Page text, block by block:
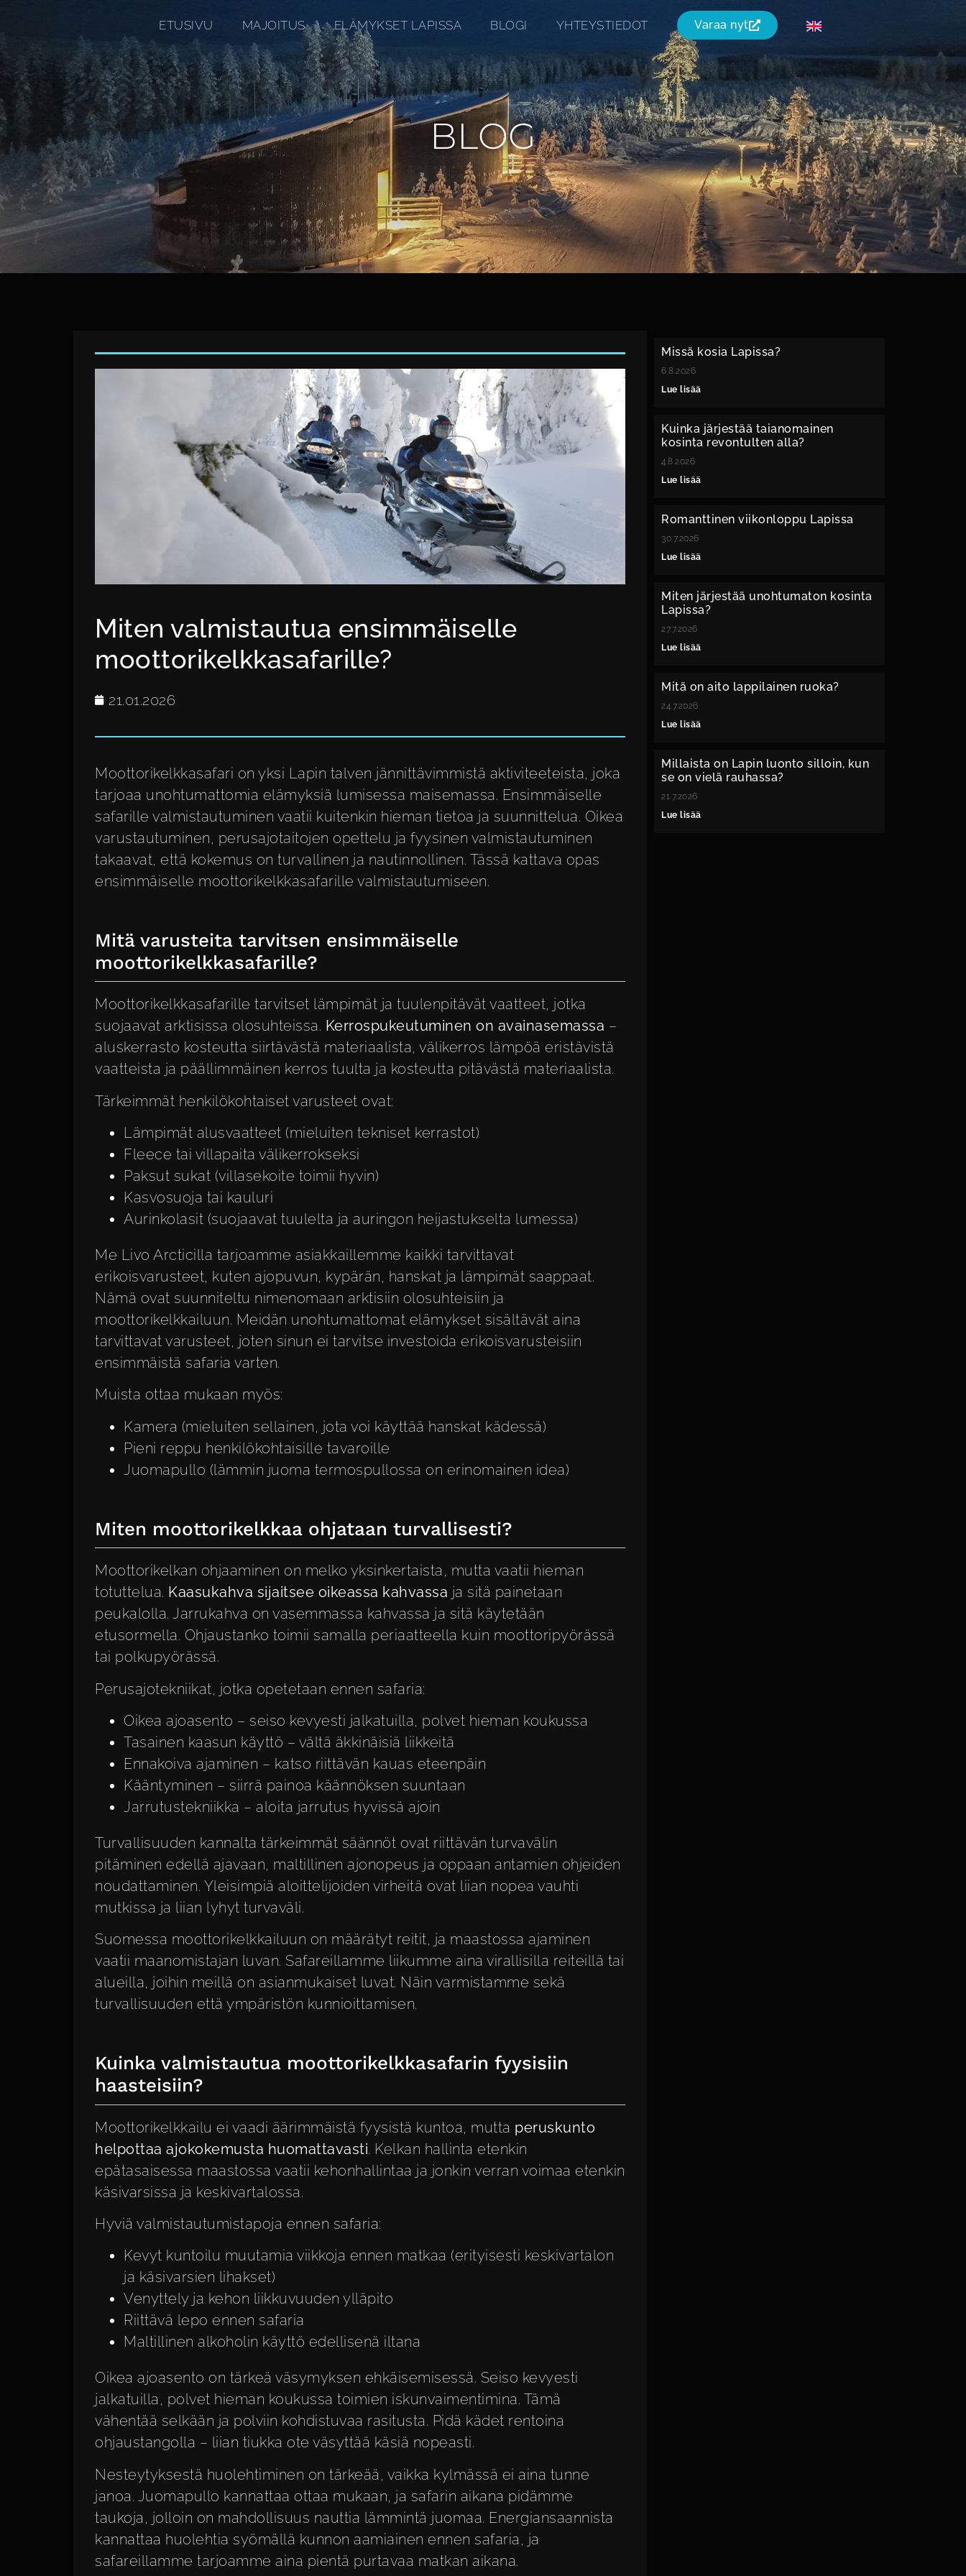
ETUSIVU MAJOITUS ELÄMYKSET LAPISSA BLOGI YHTEYSTIEDOT Varaa nyt
BLOG
Miten valmistautua ensimmäiselle
moottorikelkkasafarille?
21.01.2026
Moottorikelkkasafari on yksi Lapin talven jännittävimmistä aktiviteeteista, joka
tarjoaa unohtumattomia elämyksiä lumisessa maisemassa. Ensimmäiselle
safarille valmistautuminen vaatii kuitenkin hieman tietoa ja suunnittelua. Oikea
varustautuminen, perusajotaitojen opettelu ja fyysinen valmistautuminen
takaavat, että kokemus on turvallinen ja nautinnollinen. Tässä kattava opas
ensimmäiselle moottorikelkkasafarille valmistautumiseen.
Mitä varusteita tarvitsen ensimmäiselle
moottorikelkkasafarille?
Moottorikelkkasafarille tarvitset lämpimät ja tuulenpitävät vaatteet, jotka
suojaavat arktisissa olosuhteissa. Kerrospukeutuminen on avainasemassa –
aluskerrasto kosteutta siirtävästä materiaalista, välikerros lämpöä eristävistä
vaatteista ja päällimmäinen kerros tuulta ja kosteutta pitävästä materiaalista.
Tärkeimmät henkilökohtaiset varusteet ovat:
Lämpimät alusvaatteet (mieluiten tekniset kerrastot)
Fleece tai villapaita välikerrokseksi
Paksut sukat (villasekoite toimii hyvin)
Kasvosuoja tai kauluri
Aurinkolasit (suojaavat tuulelta ja auringon heijastukselta lumessa)
Me Livo Arcticilla tarjoamme asiakkaillemme kaikki tarvittavat
erikoisvarusteet, kuten ajopuvun, kypärän, hanskat ja lämpimät saappaat.
Nämä ovat suunniteltu nimenomaan arktisiin olosuhteisiin ja
moottorikelkkailuun. Meidän unohtumattomat elämykset sisältävät aina
tarvittavat varusteet, joten sinun ei tarvitse investoida erikoisvarusteisiin
ensimmäistä safaria varten.
Muista ottaa mukaan myös:
Kamera (mieluiten sellainen, jota voi käyttää hanskat kädessä)
Pieni reppu henkilökohtaisille tavaroille
Juomapullo (lämmin juoma termospullossa on erinomainen idea)
Miten moottorikelkkaa ohjataan turvallisesti?
Moottorikelkan ohjaaminen on melko yksinkertaista, mutta vaatii hieman
totuttelua. Kaasukahva sijaitsee oikeassa kahvassa ja sitä painetaan
peukalolla. Jarrukahva on vasemmassa kahvassa ja sitä käytetään
etusormella. Ohjaustanko toimii samalla periaatteella kuin moottoripyörässä
tai polkupyörässä.
Perusajotekniikat, jotka opetetaan ennen safaria:
Oikea ajoasento – seiso kevyesti jalkatuilla, polvet hieman koukussa
Tasainen kaasun käyttö – vältä äkkinäisiä liikkeitä
Ennakoiva ajaminen – katso riittävän kauas eteenpäin
Kääntyminen – siirrä painoa käännöksen suuntaan
Jarrutustekniikka – aloita jarrutus hyvissä ajoin
Turvallisuuden kannalta tärkeimmät säännöt ovat riittävän turvavälin
pitäminen edellä ajavaan, maltillinen ajonopeus ja oppaan antamien ohjeiden
noudattaminen. Yleisimpiä aloittelijoiden virheitä ovat liian nopea vauhti
mutkissa ja liian lyhyt turvaväli.
Suomessa moottorikelkkailuun on määrätyt reitit, ja maastossa ajaminen
vaatii maanomistajan luvan. Safareillamme liikumme aina virallisilla reiteillä tai
alueilla, joihin meillä on asianmukaiset luvat. Näin varmistamme sekä
turvallisuuden että ympäristön kunnioittamisen.
Kuinka valmistautua moottorikelkkasafarin fyysisiin
haasteisiin?
Moottorikelkkailu ei vaadi äärimmäistä fyysistä kuntoa, mutta peruskunto
helpottaa ajokokemusta huomattavasti. Kelkan hallinta etenkin
epätasaisessa maastossa vaatii kehonhallintaa ja jonkin verran voimaa etenkin
käsivarsissa ja keskivartalossa.
Hyviä valmistautumistapoja ennen safaria:
Kevyt kuntoilu muutamia viikkoja ennen matkaa (erityisesti keskivartalon
ja käsivarsien lihakset)
Venyttely ja kehon liikkuvuuden ylläpito
Riittävä lepo ennen safaria
Maltillinen alkoholin käyttö edellisenä iltana
Oikea ajoasento on tärkeä väsymyksen ehkäisemisessä. Seiso kevyesti
jalkatuilla, polvet hieman koukussa toimien iskunvaimentimina. Tämä
vähentää selkään ja polviin kohdistuvaa rasitusta. Pidä kädet rentoina
ohjaustangolla – liian tiukka ote väsyttää käsiä nopeasti.
Nesteytyksestä huolehtiminen on tärkeää, vaikka kylmässä ei aina tunne
janoa. Juomapullo kannattaa ottaa mukaan, ja safarin aikana pidämme
taukoja, jolloin on mahdollisuus nauttia lämmintä juomaa. Energiansaannista
kannattaa huolehtia syömällä kunnon aamiainen ennen safaria, ja
safareillamme tarjoamme aina pientä purtavaa matkan aikana.
Missä kosia Lapissa?
6.8.2026
Lue lisää
Kuinka järjestää taianomainen
kosinta revontulten alla?
4.8.2026
Lue lisää
Romanttinen viikonloppu Lapissa
30.7.2026
Lue lisää
Miten järjestää unohtumaton kosinta
Lapissa?
27.7.2026
Lue lisää
Mitä on aito lappilainen ruoka?
24.7.2026
Lue lisää
Millaista on Lapin luonto silloin, kun
se on vielä rauhassa?
21.7.2026
Lue lisää